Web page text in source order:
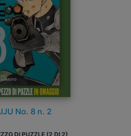
No. 8 n. 2
DI PUZZLE (2 DI 2)